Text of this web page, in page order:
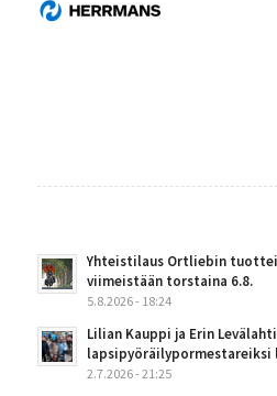
Yhteistilaus Ortliebin
viimeistään torstaina 6.8.
5.8.2026 - 18:24
Lilian Kauppi ja Erin
lapsipyöräilypormestareiksi
2.7.2026 - 21:25